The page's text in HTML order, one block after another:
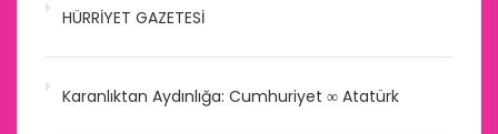
HÜRRİYET GAZETESİ
Karanlıktan Aydınlığa: Cumhuriyet ∞ Atatürk